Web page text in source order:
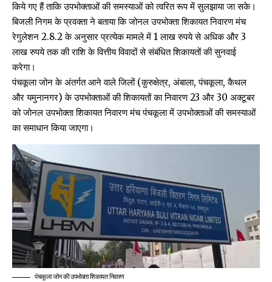
किये गए हैं ताकि उपभोक्ताओं की समस्याओं को त्वरित रूप में सुलझाया जा सके।
बिजली निगम के प्रवक्ता ने बताया कि जोनल उपभोक्ता शिकायत निवारण मंच
रेगुलेशन 2.8.2 के अनुसार प्रत्येक मामले में 1 लाख रुपये से अधिक और 3
लाख रुपये तक की राशि के वित्तीय विवादों से संबंधित शिकायतों की सुनवाई
करेगा।
पंचकूला जोन के अंतर्गत आने वाले जिलों (कुरुक्षेत्र, अंबाला, पंचकूला, कैथल
और यमुनानगर) के उपभोक्ताओं की शिकायतों का निवारण 23 और 30 अक्टूबर
को जोनल उपभोक्ता शिकायत निवारण मंच पंचकूला में उपभोक्ताओं की समस्याओं
का समाधान किया जाएगा।
पंचकूला जोन की उपभोक्ता शिकायत निवारण